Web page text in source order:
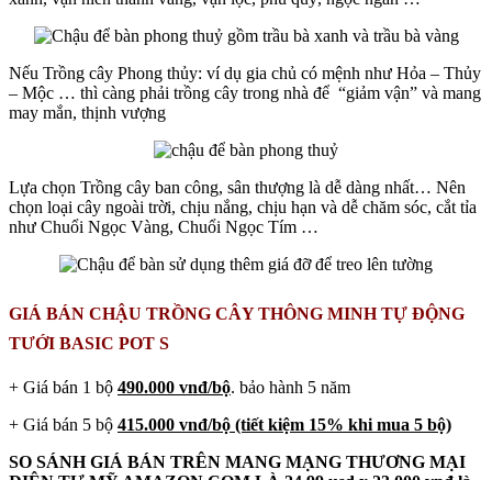
Nếu Trồng cây Phong thủy: ví dụ gia chủ có mệnh như Hỏa – Thủy
– Mộc … thì càng phải trồng cây trong nhà để “giảm vận” và mang
may mắn, thịnh vượng
Lựa chọn Trồng cây ban công, sân thượng là dễ dàng nhất… Nên
chọn loại cây ngoài trời, chịu nắng, chịu hạn và dễ chăm sóc, cắt tỉa
như Chuổi Ngọc Vàng, Chuổi Ngọc Tím …
GIÁ BÁN CHẬU TRỒNG CÂY THÔNG MINH TỰ ĐỘNG
TƯỚI BASIC POT S
+ Giá bán 1 bộ 490.000 vnđ/bộ. bảo hành 5 năm
+ Giá bán 5 bộ 415.000 vnđ/bộ (tiết kiệm 15% khi mua 5 bộ)
SO SÁNH GIÁ BÁN TRÊN MANG MẠNG THƯƠNG MẠI